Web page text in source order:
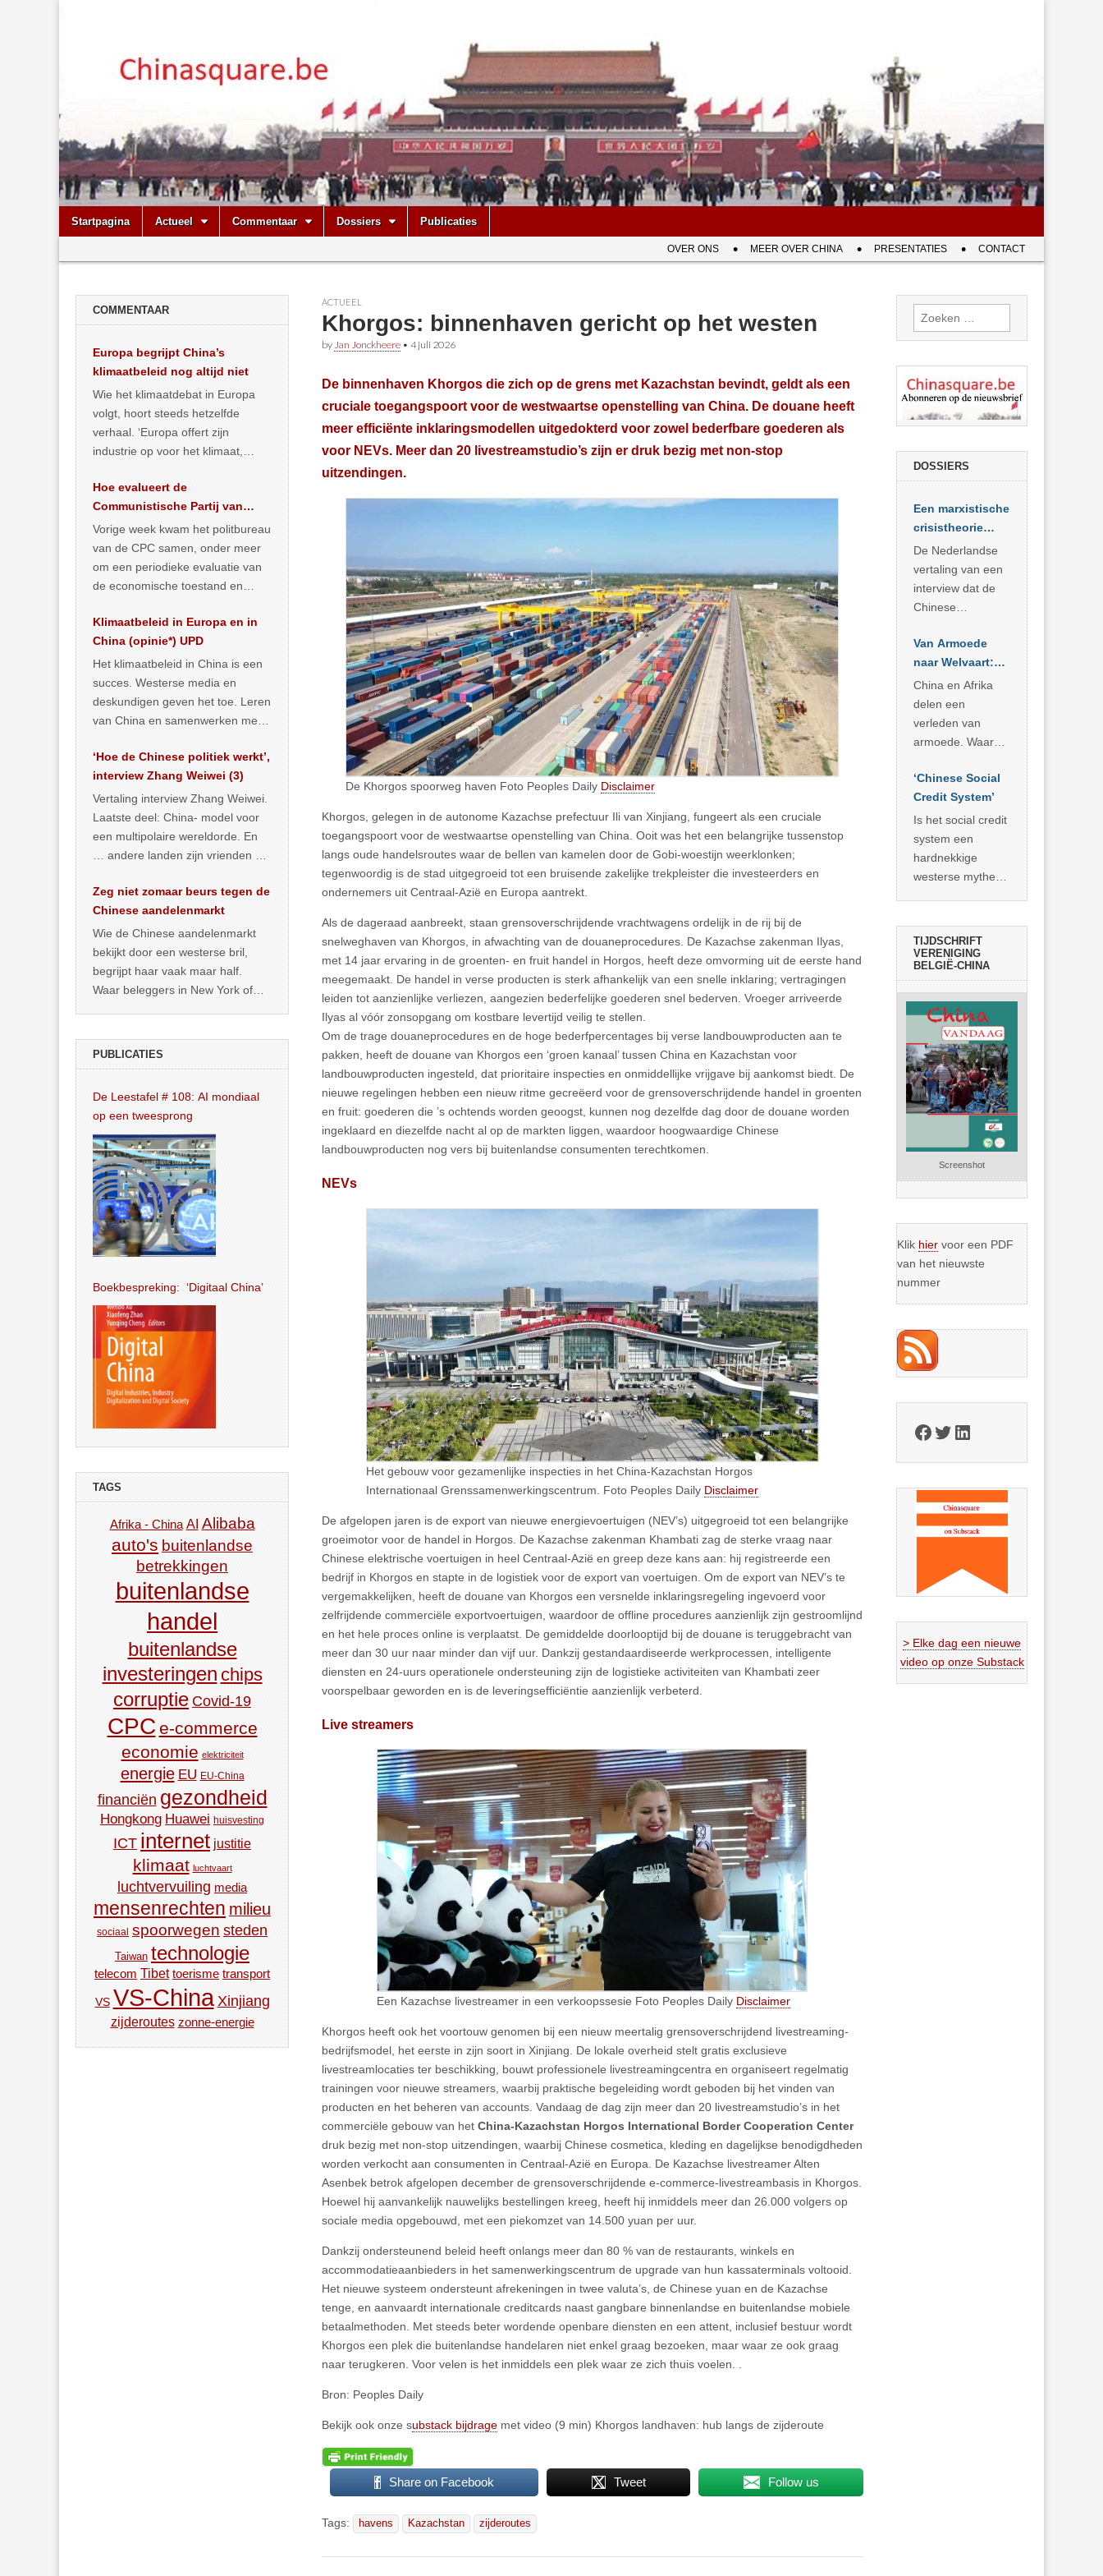
Chinasquare.be
Main
menu
Skip
Startpagina Actueel Commentaar Dossiers Publicaties
menu
OVER ONS MEER OVER CHINA PRESENTATIES CONTACT
ACTUEEL
Khorgos: binnenhaven gericht op het westen
by Jan Jonckheere • 4 juli 2026
De binnenhaven Khorgos die zich op de grens met Kazachstan bevindt, geldt als een
cruciale toegangspoort voor de westwaartse openstelling van China. De douane heeft
meer efficiënte inklaringsmodellen uitgedokterd voor zowel bederfbare goederen als
voor NEVs. Meer dan 20 livestreamstudio’s zijn er druk bezig met non-stop
uitzendingen.
De Khorgos spoorweg haven Foto Peoples Daily Disclaimer
Khorgos, gelegen in de autonome Kazachse prefectuur Ili van Xinjiang, fungeert als een cruciale
toegangspoort voor de westwaartse openstelling van China. Ooit was het een belangrijke tussenstop
langs oude handelsroutes waar de bellen van kamelen door de Gobi-woestijn weerklonken;
tegenwoordig is de stad uitgegroeid tot een bruisende zakelijke trekpleister die investeerders en
ondernemers uit Centraal-Azië en Europa aantrekt.
Als de dageraad aanbreekt, staan grensoverschrijdende vrachtwagens ordelijk in de rij bij de
snelweghaven van Khorgos, in afwachting van de douaneprocedures. De Kazachse zakenman Ilyas,
met 14 jaar ervaring in de groenten- en fruit handel in Horgos, heeft deze omvorming uit de eerste hand
meegemaakt. De handel in verse producten is sterk afhankelijk van een snelle inklaring; vertragingen
leiden tot aanzienlijke verliezen, aangezien bederfelijke goederen snel bederven. Vroeger arriveerde
Ilyas al vóór zonsopgang om kostbare levertijd veilig te stellen.
Om de trage douaneprocedures en de hoge bederfpercentages bij verse landbouwproducten aan te
pakken, heeft de douane van Khorgos een ‘groen kanaal’ tussen China en Kazachstan voor
landbouwproducten ingesteld, dat prioritaire inspecties en onmiddellijke vrijgave bij aankomst biedt. De
nieuwe regelingen hebben een nieuw ritme gecreëerd voor de grensoverschrijdende handel in groenten
en fruit: goederen die ’s ochtends worden geoogst, kunnen nog dezelfde dag door de douane worden
ingeklaard en diezelfde nacht al op de markten liggen, waardoor hoogwaardige Chinese
landbouwproducten nog vers bij buitenlandse consumenten terechtkomen.
NEVs
Het gebouw voor gezamenlijke inspecties in het China-Kazachstan Horgos
Internationaal Grenssamenwerkingscentrum. Foto Peoples Daily Disclaimer
De afgelopen jaren is de export van nieuwe energievoertuigen (NEV’s) uitgegroeid tot een belangrijke
groeimotor voor de handel in Horgos. De Kazachse zakenman Khambati zag de sterke vraag naar
Chinese elektrische voertuigen in heel Centraal-Azië en greep deze kans aan: hij registreerde een
bedrijf in Khorgos en stapte in de logistiek voor de export van voertuigen. Om de export van NEV’s te
vergemakkelijken, heeft de douane van Khorgos een versnelde inklaringsregeling ingevoerd voor
zelfrijdende commerciële exportvoertuigen, waardoor de offline procedures aanzienlijk zijn gestroomlijnd
en het hele proces online is verplaatst. De gemiddelde doorlooptijd bij de douane is teruggebracht van
meer dan 30 uur naar minder dan vijf uur. Dankzij gestandaardiseerde werkprocessen, intelligente
diensten en 24-uurs operationele ondersteuning zijn de logistieke activiteiten van Khambati zeer
voorspelbaar geworden en is de leveringsefficiëntie aanzienlijk verbeterd.
Live streamers
Een Kazachse livestreamer in een verkoopssesie Foto Peoples Daily Disclaimer
Khorgos heeft ook het voortouw genomen bij een nieuw meertalig grensoverschrijdend livestreaming-
bedrijfsmodel, het eerste in zijn soort in Xinjiang. De lokale overheid stelt gratis exclusieve
livestreamlocaties ter beschikking, bouwt professionele livestreamingcentra en organiseert regelmatig
trainingen voor nieuwe streamers, waarbij praktische begeleiding wordt geboden bij het vinden van
producten en het beheren van accounts. Vandaag de dag zijn meer dan 20 livestreamstudio’s in het
commerciële gebouw van het China-Kazachstan Horgos International Border Cooperation Center
druk bezig met non-stop uitzendingen, waarbij Chinese cosmetica, kleding en dagelijkse benodigdheden
worden verkocht aan consumenten in Centraal-Azië en Europa. De Kazachse livestreamer Alten
Asenbek betrok afgelopen december de grensoverschrijdende e-commerce-livestreambasis in Khorgos.
Hoewel hij aanvankelijk nauwelijks bestellingen kreeg, heeft hij inmiddels meer dan 26.000 volgers op
sociale media opgebouwd, met een piekomzet van 14.500 yuan per uur.
Dankzij ondersteunend beleid heeft onlangs meer dan 80 % van de restaurants, winkels en
accommodatieaanbieders in het samenwerkingscentrum de upgrade van hun kassaterminals voltooid.
Het nieuwe systeem ondersteunt afrekeningen in twee valuta’s, de Chinese yuan en de Kazachse
tenge, en aanvaardt internationale creditcards naast gangbare binnenlandse en buitenlandse mobiele
betaalmethoden. Met steeds beter wordende openbare diensten en een attent, inclusief bestuur wordt
Khorgos een plek die buitenlandse handelaren niet enkel graag bezoeken, maar waar ze ook graag
naar terugkeren. Voor velen is het inmiddels een plek waar ze zich thuis voelen. .
Bron: Peoples Daily
Bekijk ook onze substack bijdrage met video (9 min) Khorgos landhaven: hub langs de zijderoute
Share on Facebook Tweet Follow us
Tags: havens Kazachstan zijderoutes
COMMENTAAR
Europa begrijpt China’s
klimaatbeleid nog altijd niet
Wie het klimaatdebat in Europa
volgt, hoort steeds hetzelfde
verhaal. ‘Europa offert zijn
industrie op voor het klimaat,
vergroening… >> lees meer
Hoe evalueert de
Communistische Partij van
China de economische
situatie?
Vorige week kwam het politbureau
van de CPC samen, onder meer
om een periodieke evaluatie van
de economische toestand en
publiceerden… >> lees meer
Klimaatbeleid in Europa en in
China (opinie*) UPD
Het klimaatbeleid in China is een
succes. Westerse media en
deskundigen geven het toe. Leren
van China en samenwerken met
… >> lees meer
‘Hoe de Chinese politiek werkt’,
interview Zhang Weiwei (3)
Vertaling interview Zhang Weiwei.
Laatste deel: China- model voor
een multipolaire wereldorde. En
… andere landen zijn vrienden of
Zeg niet zomaar beurs tegen de
Chinese aandelenmarkt
Wie de Chinese aandelenmarkt
bekijkt door een westerse bril,
begrijpt haar vaak maar half.
Waar beleggers in New York of
PUBLICATIES
De Leestafel # 108: AI mondiaal
op een tweesprong
Boekbespreking: ‘Digitaal China’
TAGS
Afrika - China AI Alibaba
auto's buitenlandse
betrekkingen
buitenlandse
handel
buitenlandse
investeringen chips
corruptie Covid-19
CPC e-commerce
economie elektriciteit
energie EU EU-China
financiën gezondheid
Hongkong Huawei huisvesting
ICT internet justitie
klimaat luchtvaart
luchtvervuiling media
mensenrechten milieu
sociaal spoorwegen steden
Taiwan technologie
telecom Tibet toerisme transport
VS VS-China Xinjiang
zijderoutes zonne-energie
Zoeken
naar:
DOSSIERS
Een marxistische
crisistheorie
voor vandaag
De Nederlandse
vertaling van een
interview dat de
Chinese
Sociale
Wetenschappen
afnam van de
Britse
marxistische
econoom Michael
zien dat
… >> lees meer
Van Armoede
naar Welvaart:
Wat Afrika kan
leren van
China’s
economisch
China en Afrika
delen een
verleden van
armoede. Waar
voorbije veertig
jaar in slaagde
meer dan 800
miljoen mensen
uit de armoede
… >> lees meer
‘Chinese Social
Credit System’
Is het social credit
system een
hardnekkige
westerse mythe of
TIJDSCHRIFT
VERENIGING
BELGIË-CHINA
Screenshot
Klik hier voor een PDF
van het nieuwste
nummer
Facebook
Twitter
LinkedIn
> Elke dag een nieuwe
video op onze Substack